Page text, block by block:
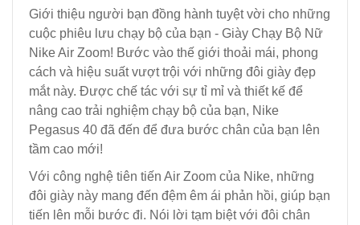
Giới thiệu người bạn đồng hành tuyệt vời cho những
cuộc phiêu lưu chạy bộ của bạn - Giày Chạy Bộ Nữ
Nike Air Zoom! Bước vào thế giới thoải mái, phong
cách và hiệu suất vượt trội với những đôi giày đẹp
mắt này. Được chế tác với sự tỉ mỉ và thiết kế để
nâng cao trải nghiệm chạy bộ của bạn, Nike
Pegasus 40 đã đến để đưa bước chân của bạn lên
tầm cao mới!
Với công nghệ tiên tiến Air Zoom của Nike, những
đôi giày này mang đến đệm êm ái phản hồi, giúp bạn
tiến lên mỗi bước đi. Nói lời tạm biệt với đôi chân